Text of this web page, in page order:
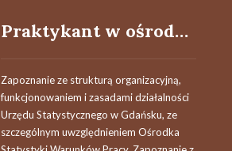
Praktykant w ośrodku statystyki warunków pracy
Zapoznanie ze strukturą organizacyjną,
funkcjonowaniem i zasadami działalności
Urzędu Statystycznego w Gdańsku, ze
szczególnym uwzględnieniem Ośrodka